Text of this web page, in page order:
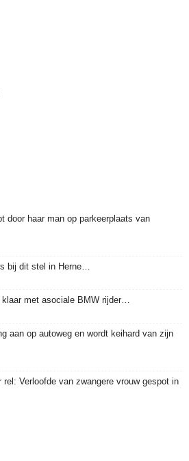
door haar man op parkeerplaats van
bij dit stel in Herne…
met asociale BMW rijder…
aan op autoweg en wordt keihard van zijn
rel: Verloofde van zwangere vrouw gespot in